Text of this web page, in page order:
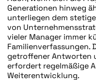
Generationen hinweg
unterliegen dem
von
vieler Manager immer
Familienverfassungen.
getroffener Antworten
erfordert regelmäßige
Weiterentwicklung.